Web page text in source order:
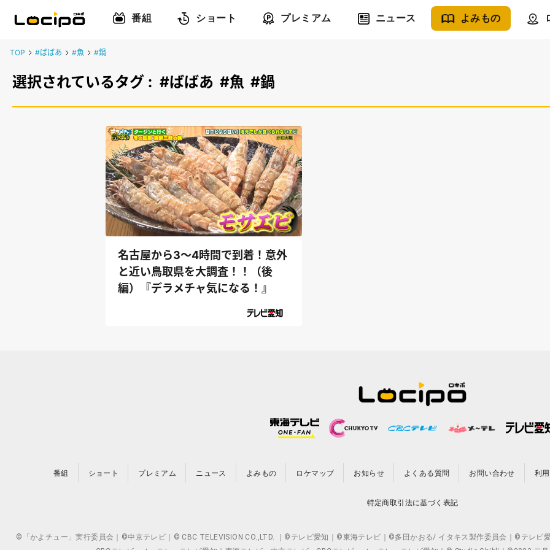
番組 ショート プレミアム ニュース よみもの
TOP #ばばあ #魚 #鍋
選択されているタグ : #ばばあ #魚 #鍋
名古屋から3～4時間で到着！意外
と近い鳥取県を大調査！！（後
編）『デラメチャ気になる！』
番組 ショート プレミアム ニュース よみもの ロケマップ お知らせ よくある質問 お問い合わせ 利
特定商取引法に基づく表記
©「かよチュー」実行委員会｜©中京テレビ｜© CBC TELEVISION CO.,LTD. ｜©テレビ愛知｜©東海テレビ｜©多田かおる/ イタキス製作委員会｜©テレビ